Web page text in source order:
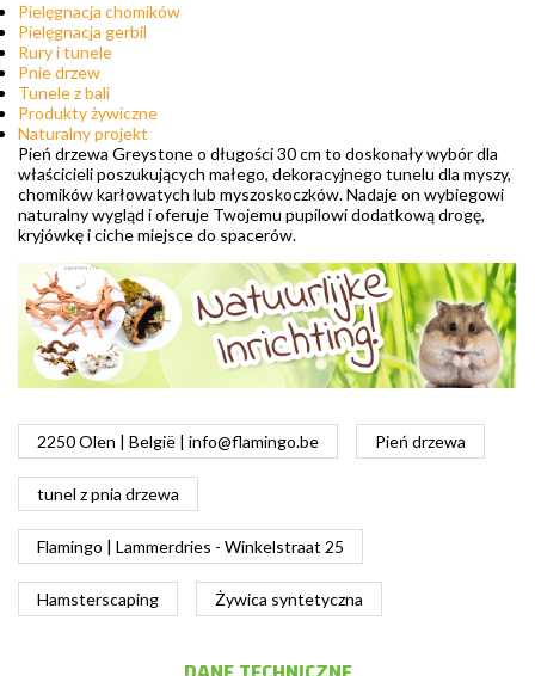
Pielęgnacja chomików
Pielęgnacja gerbil
Rury i tunele
Pnie drzew
Tunele z bali
Produkty żywiczne
Naturalny projekt
Pień drzewa Greystone o długości 30 cm to doskonały wybór dla
właścicieli poszukujących małego, dekoracyjnego tunelu dla myszy,
chomików karłowatych lub myszoskoczków. Nadaje on wybiegowi
naturalny wygląd i oferuje Twojemu pupilowi dodatkową drogę,
kryjówkę i ciche miejsce do spacerów.
2250 Olen | België | info@flamingo.be Pień drzewa
tunel z pnia drzewa
Flamingo | Lammerdries - Winkelstraat 25
Hamsterscaping Żywica syntetyczna